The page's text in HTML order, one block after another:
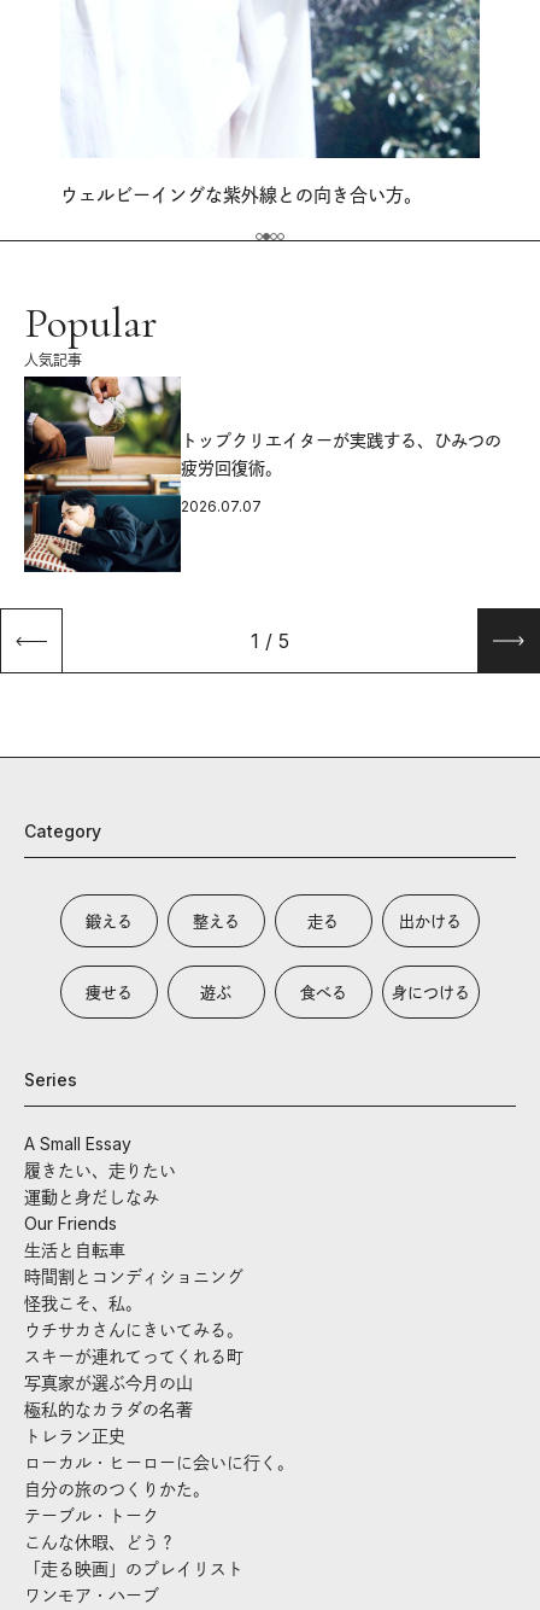
ウェルビーイングな紫外線との向き合い方。
Popular
人気記事
トップクリエイターが実践する、ひみつの
疲労回復術。
2026.07.07
1 / 5
Category
鍛える 整える 走る 出かける
痩せる 遊ぶ 食べる 身につける
Series
A Small Essay
履きたい、走りたい
運動と身だしなみ
Our Friends
生活と自転車
時間割とコンディショニング
怪我こそ、私。
ウチサカさんにきいてみる。
スキーが連れてってくれる町
写真家が選ぶ今月の山
極私的なカラダの名著
トレラン正史
ローカル・ヒーローに会いに行く。
自分の旅のつくりかた。
テーブル・トーク
こんな休暇、どう？
「走る映画」のプレイリスト
ワンモア・ハーブ